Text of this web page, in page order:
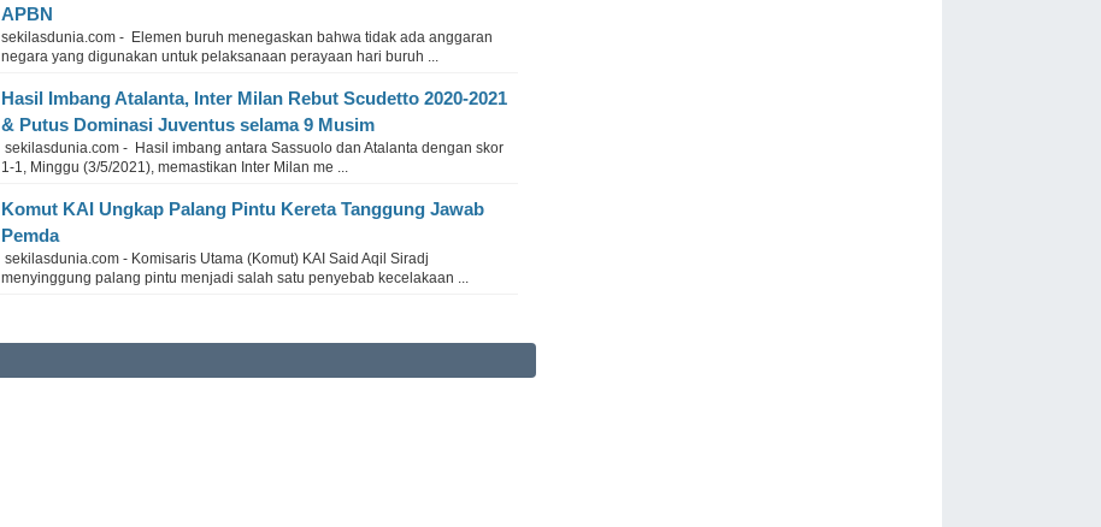
APBN
sekilasdunia.com - Elemen buruh menegaskan bahwa tidak ada anggaran
negara yang digunakan untuk pelaksanaan perayaan hari buruh ...
Hasil Imbang Atalanta, Inter Milan Rebut Scudetto 2020-2021
& Putus Dominasi Juventus selama 9 Musim
sekilasdunia.com - Hasil imbang antara Sassuolo dan Atalanta dengan skor
1-1, Minggu (3/5/2021), memastikan Inter Milan me ...
Komut KAI Ungkap Palang Pintu Kereta Tanggung Jawab
Pemda
sekilasdunia.com - Komisaris Utama (Komut) KAI Said Aqil Siradj
menyinggung palang pintu menjadi salah satu penyebab kecelakaan ...